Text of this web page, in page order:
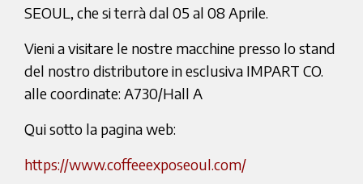
SEOUL, che si terrà dal 05 al 08 Aprile.
Vieni a visitare le nostre macchine presso lo stand
del nostro distributore in esclusiva IMPART CO.
alle coordinate: A730/Hall A
Qui sotto la pagina web:
https://www.coffeeexposeoul.com/